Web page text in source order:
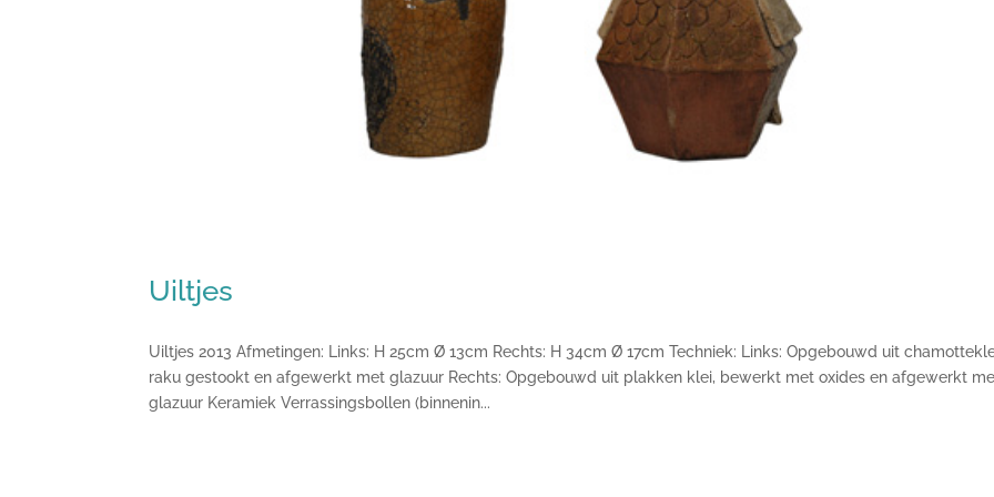
Uiltjes
Uiltjes 2013 Afmetingen: Links: H 25cm Ø 13cm Rechts: H 34cm Ø 17cm Techniek: Links: Opgebouwd uit
raku gestookt en afgewerkt met glazuur Rechts: Opgebouwd uit plakken klei, bewerkt met oxides en afgewerkt
glazuur Keramiek Verrassingsbollen (binnenin...